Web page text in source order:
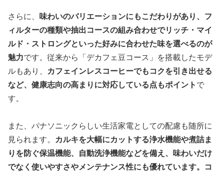
さらに、
味わいのバリエーションにもこだわりがあり、フ
ィルターの種類や抽出コースの組み合わせでリッチ・マイ
ルド・ストロングといった好みに合わせた味を選べるのが
魅力です。従来から「デカフェ豆コース」を搭載したモデ
ルもあり、
カフェインレスコーヒーでもコクを引き出せる
など、健康志向の高まりに対応している点もポイント で
す。
また、パナソニックらしい生活家電としての配慮も随所に
見られます。
カルキを大幅にカットする浄水機能や煮詰ま
りを防ぐ保温機能、自動洗浄機能などを備え、味わいだけ
でなく使いやすさやメンテナンス性にも優れています。コ